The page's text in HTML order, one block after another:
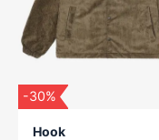
-30%
Hook